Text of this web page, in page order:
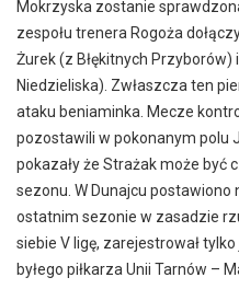
Mokrzyska zostanie
zespołu trenera Rogoża
Żurek (z Błękitnych
Niedzieliska). Zwłaszcza ten
ataku beniaminka. Mecze
pozostawili w pokonanym polu
pokazały że Strażak może być
sezonu. W Dunajcu postawiono
ostatnim sezonie w zasadzie
siebie V ligę, zarejestrował
byłego piłkarza Unii Tarnów –